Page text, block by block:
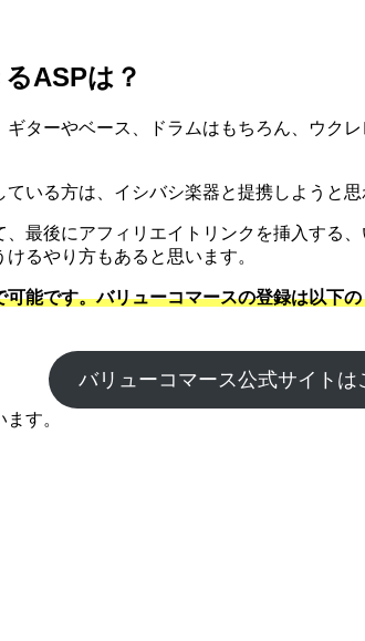
ASPは？
ターやベース、ドラムはもちろん、ウク
いる方は、イシバシ楽器と提携しようと
最後にアフィリエイトリンクを挿入する
るやり方もあると思います。
能です。バリューコマースの登録は以下
バリューコマース公式サイトは
す。